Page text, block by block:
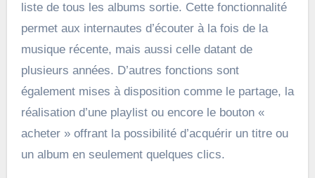
liste de tous les albums sortie. Cette fonctionnalité
permet aux internautes d’écouter à la fois de la
musique récente, mais aussi celle datant de
plusieurs années. D’autres fonctions sont
également mises à disposition comme le partage, la
réalisation d’une playlist ou encore le bouton «
acheter » offrant la possibilité d’acquérir un titre ou
un album en seulement quelques clics.